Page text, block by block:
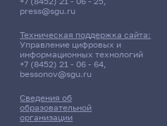
Сведения об
образовательной
организации
press@sgu.ru
Техническая поддержка сайта:
Управление цифровых и
информационных технологий
+7 (8452) 21 - 06 - 64,
bessonov@sgu.ru